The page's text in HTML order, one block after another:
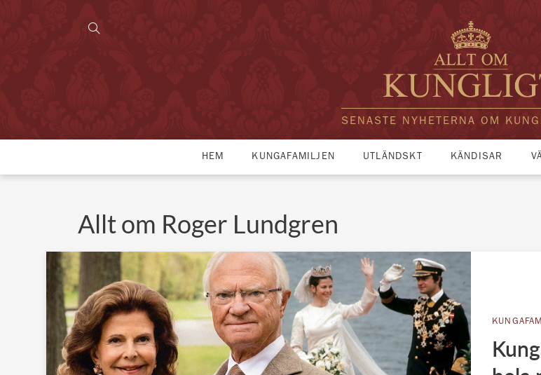
SENASTE NYHETERNA OM
HEM KUNGAFAMILJEN UTLÄNDSKT KÄNDISAR
Allt om Roger Lundgren